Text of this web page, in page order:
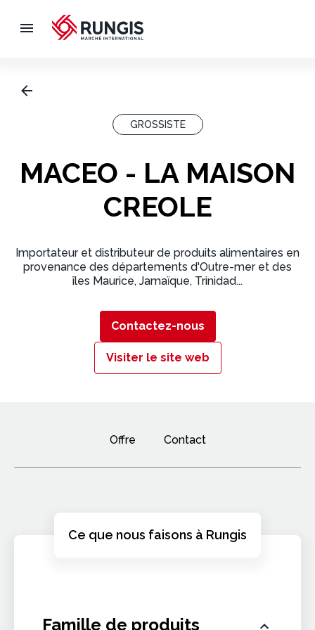
GROSSISTE
MACEO - LA MAISON
CREOLE
Importateur et distributeur de produits alimentaires en
provenance des départements d'Outre-mer et des
îles Maurice, Jamaïque, Trinidad...
Contactez-nous
Visiter le site web
Offre Contact
Ce que nous faisons à Rungis
Famille de produits